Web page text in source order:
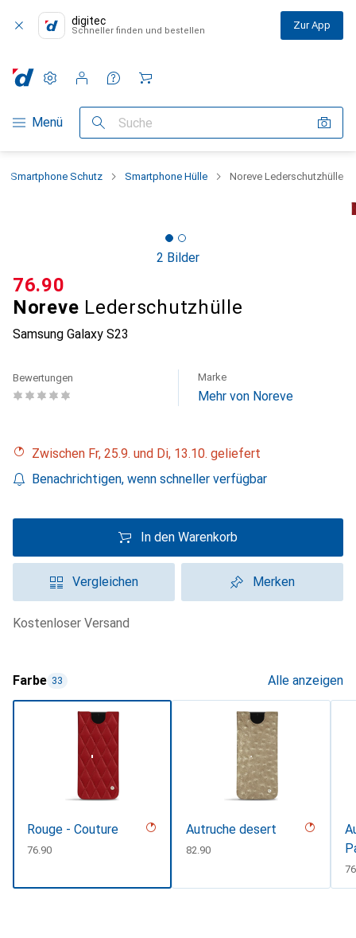
digitec
Schneller finden und bestellen Zur App
Navigation nach Kategorien
Menü Suche
Einstellungen
Kundenkonto
Vergleichslisten
Merklisten
Warenkorb
Smartphone Schutz Smartphone Hülle Noreve Lederschutzhülle
2 Bilder
Noreve Lederschutzhülle
Samsung Galaxy S23
CHF
76.90
Bewertungen Marke
Mehr von Noreve
Zwischen Fr, 25.9. und Di, 13.10. geliefert
Benachrichtigen, wenn schneller verfügbar
In den Warenkorb
Vergleichen Merken
kostenloser Versand
Farbe 33 Alle anzeigen
Rouge - Couture
CHF
76.90
Autruche desert
CHF
82.90